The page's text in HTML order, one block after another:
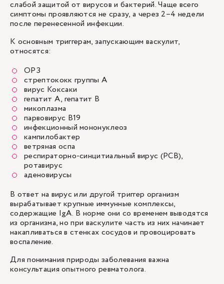
слабой защитой от вирусов и бактерий. Чаще всего
симптомы проявляются не сразу, а через 2–4 недели
после перенесенной инфекции.
К основным триггерам, запускающим васкулит,
относятся:
ОРЗ
стрептококк группы А
вирус Коксаки
гепатит А, гепатит В
микоплазма
парвовирус B19
инфекционный мононуклеоз
кампилобактер
ветряная оспа
респираторно-синцитиальный вирус (РСВ),
ротавирус
аденовирусы
В ответ на вирус или другой триггер организм
вырабатывает крупные иммунные комплексы,
содержащие IgA. В норме они со временем выводятся
из организма, но при васкулите часть из них начинает
накапливаться в стенках сосудов и провоцировать
воспаление.
Для понимания природы заболевания важна
консультация опытного ревматолога.